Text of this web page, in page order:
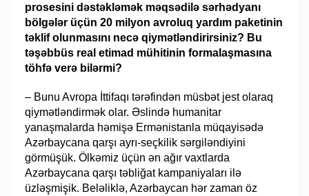
prosesini dəstəkləmək məqsədilə sərhədyanı
bölgələr üçün 20 milyon avroluq yardım paketinin
təklif olunmasını necə qiymətləndirirsiniz? Bu
təşəbbüs real etimad mühitinin formalaşmasına
töhfə verə bilərmi?
– Bunu Avropa İttifaqı tərəfindən müsbət jest olaraq
qiymətləndirmək olar. Əslində humanitar
yanaşmalarda həmişə Ermənistanla müqayisədə
Azərbaycana qarşı ayrı-seçkilik sərgiləndiyini
görmüşük. Ölkəmiz üçün ən ağır vaxtlarda
Azərbaycana qarşı təbliğat kampaniyaları ilə
üzləşmişik. Beləliklə, Azərbaycan hər zaman öz